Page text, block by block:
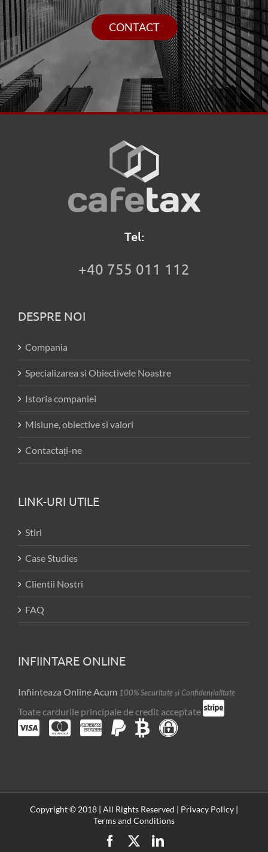
CONTACT
Tel:
+40 755 011 112
DESPRE NOI
Compania
Specializarea si Obiectivele Noastre
Istoria companiei
Misiune, obiective si valori
Contactați-ne
LINK-URI UTILE
Stiri
Case Studies
Clientii Nostri
FAQ
INFIINTARE ONLINE
Infiinteaza Online Acum 100% Securitate și Confidențialitate
Toate cardurile principale de credit acceptate
Copyright © 2018 | All Rights Reserved | Privacy Policy |
Terms and Conditions
FacebookLinkedIn